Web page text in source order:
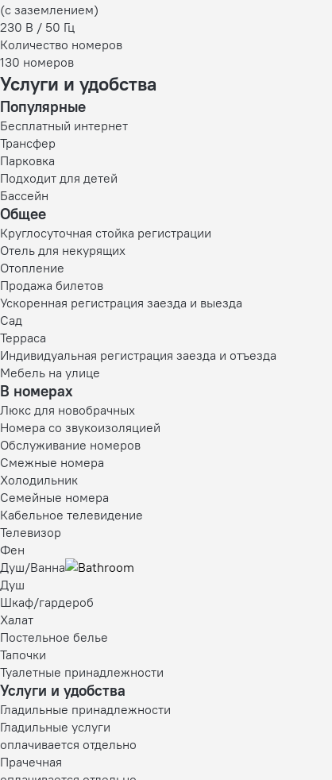
(с заземлением)
230 В / 50 Гц
Количество номеров
130 номеров
Услуги и удобства
Популярные
Бесплатный интернет
Трансфер
Парковка
Подходит для детей
Бассейн
Общее
Круглосуточная стойка регистрации
Отель для некурящих
Отопление
Продажа билетов
Ускоренная регистрация заезда и выезда
Сад
Терраса
Индивидуальная регистрация заезда и отъезда
Мебель на улице
В номерах
Люкс для новобрачных
Номера со звукоизоляцией
Обслуживание номеров
Смежные номера
Холодильник
Семейные номера
Кабельное телевидение
Телевизор
Фен
Душ/Ванна
Душ
Шкаф/гардероб
Халат
Постельное белье
Тапочки
Туалетные принадлежности
Услуги и удобства
Гладильные принадлежности
Гладильные услуги
оплачивается отдельно
Прачечная